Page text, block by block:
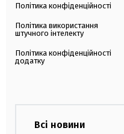
Політика конфіденційності
Політика використання
штучного інтелекту
Політика конфіденційності
додатку
Всі новини